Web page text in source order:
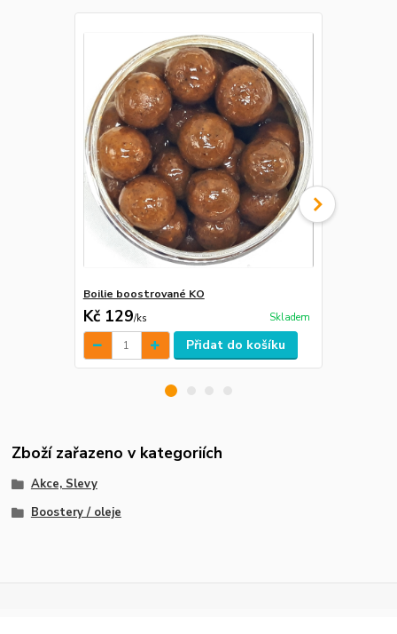
Boilie boostrované KO
Kč 129/ks Skladem
Přidat do košíku
Zboží zařazeno v kategoriích
Akce, Slevy
Boostery / oleje